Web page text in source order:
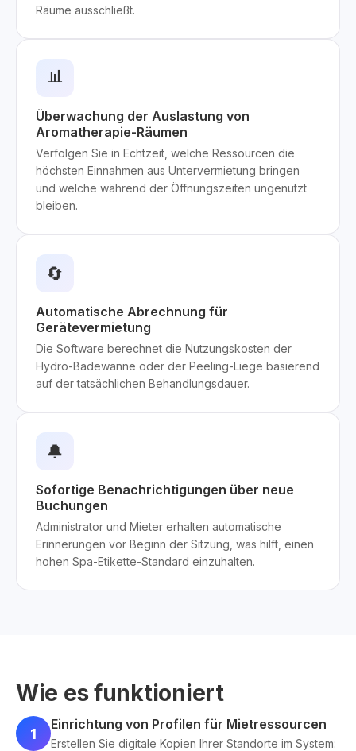
Räume ausschließt.
📊
Überwachung der Auslastung von
Aromatherapie-Räumen
Verfolgen Sie in Echtzeit, welche Ressourcen die
höchsten Einnahmen aus Untervermietung bringen
und welche während der Öffnungszeiten ungenutzt
bleiben.
🔄
Automatische Abrechnung für
Gerätevermietung
Die Software berechnet die Nutzungskosten der
Hydro-Badewanne oder der Peeling-Liege basierend
auf der tatsächlichen Behandlungsdauer.
🔔
Sofortige Benachrichtigungen über neue
Buchungen
Administrator und Mieter erhalten automatische
Erinnerungen vor Beginn der Sitzung, was hilft, einen
hohen Spa-Etikette-Standard einzuhalten.
Wie es funktioniert
1
Einrichtung von Profilen für Mietressourcen
Erstellen Sie digitale Kopien Ihrer Standorte im System: